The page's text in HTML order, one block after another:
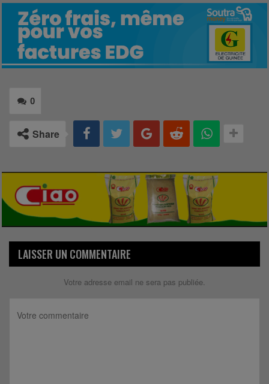
0
Share
LAISSER UN COMMENTAIRE
Votre adresse email ne sera pas publiée.